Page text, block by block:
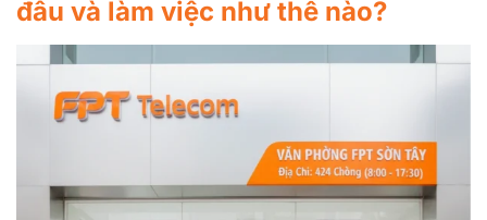
đâu và làm việc như thế nào?